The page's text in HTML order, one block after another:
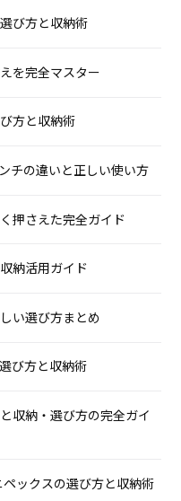
び方と収納術
を完全マスター
方と収納術
チの違いと正しい使い方
押さえた完全ガイド
納活用ガイド
い選び方まとめ
び方と収納術
収納・選び方の完全ガイ
ックスの選び方と収納術